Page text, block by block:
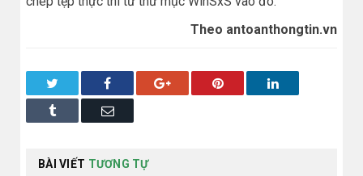
Theo antoanthongtin.vn
Facebook Google+ Pinterest LinkedIn
Tumblr Email
BÀI VIẾT TƯƠNG TỰ